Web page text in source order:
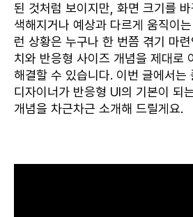
된 것처럼 보이지만, 화면 크기를
색해지거나 예상과 다르게 움직이
런 상황은 누구나 한 번쯤 겪기 마
치와 반응형 사이즈 개념을 제대로
해결할 수 있습니다. 이번 글에서는
디자이너가 반응형 UI의 기본이 되
개념을 차근차근 소개해 드릴게요.